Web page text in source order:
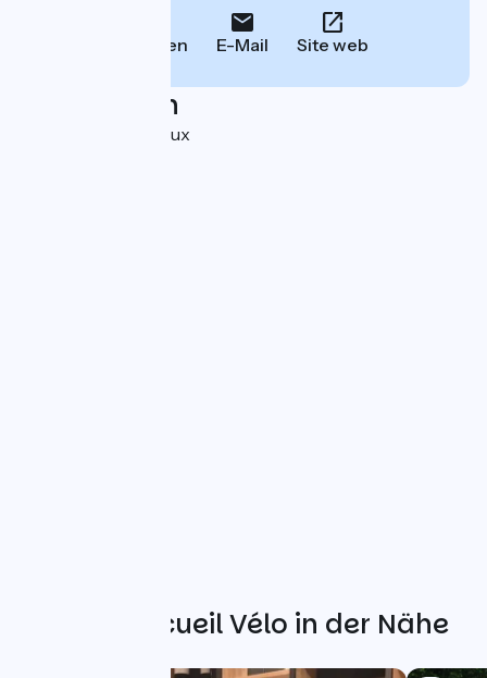
Anrufen E-Mail Site web
Localisation
Le port 73310 Conjux
Weitere Accueil Vélo in der Nähe